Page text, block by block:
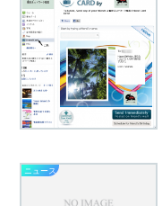
ニュース